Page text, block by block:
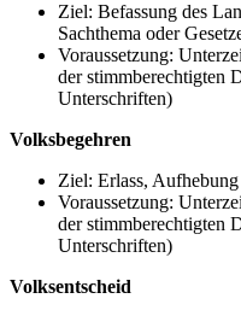
Ziel: Befassung des
Sachthema oder
Voraussetzung:
der stimmberechtigten
Unterschriften)
Volksbegehren
Ziel: Erlass,
Voraussetzung:
der stimmberechtigten
Unterschriften)
Volksentscheid